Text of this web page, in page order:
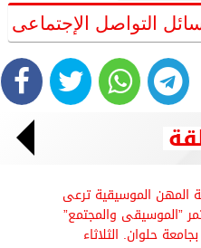
التواصل الإجتماعى
المهن الموسيقية ترعى
”الموسيقى والمجتمع”
بجامعة حلوان. الثلاثاء